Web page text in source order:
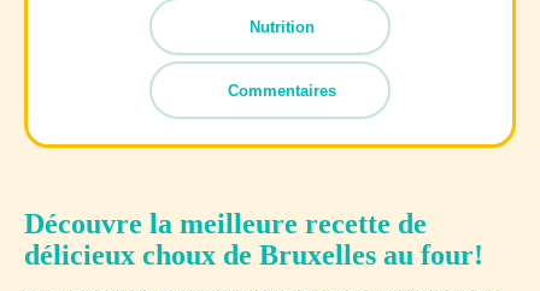
Nutrition
Commentaires
Découvre la meilleure recette de
délicieux choux de Bruxelles au four!